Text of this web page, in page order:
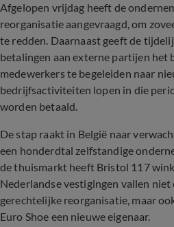
Afgelopen vrijdag heeft de
reorganisatie aangevraagd, om
te redden. Daarnaast geeft de
betalingen aan externe partijen het
medewerkers te begeleiden naar
bedrijfsactiviteiten lopen in die
worden betaald.
De stap raakt in België naar
een honderdtal zelfstandige
de thuismarkt heeft Bristol 117
Nederlandse vestigingen vallen niet
gerechtelijke reorganisatie, maar
Euro Shoe een nieuwe eigenaar.